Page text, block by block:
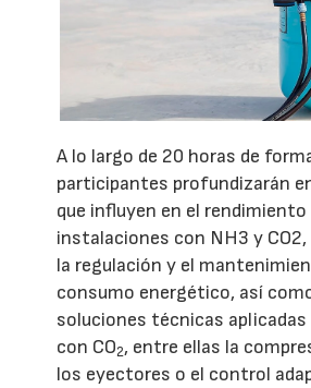
A lo largo de 20 horas de
participantes profundizarán
que influyen en el rendimiento
instalaciones con NH3 y
la regulación y el
consumo energético, así
soluciones técnicas
con CO2, entre ellas la
los eyectores o el control